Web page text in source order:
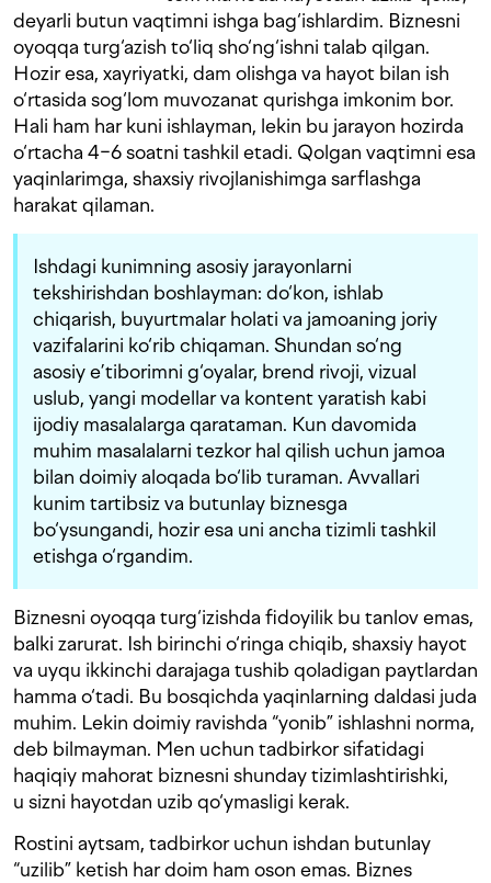
deyarli butun vaqtimni ishga bag‘ishlardim. Biznesni
oyoqqa turg‘azish to‘liq sho‘ng‘ishni talab qilgan.
Hozir esa, xayriyatki, dam olishga va hayot bilan ish
o‘rtasida sog‘lom muvozanat qurishga imkonim bor.
Hali ham har kuni ishlayman, lekin bu jarayon hozirda
o‘rtacha 4−6 soatni tashkil etadi. Qolgan vaqtimni esa
yaqinlarimga, shaxsiy rivojlanishimga sarflashga
harakat qilaman.
Ishdagi kunimning asosiy jarayonlarni
tekshirishdan boshlayman: do‘kon, ishlab
chiqarish, buyurtmalar holati va jamoaning joriy
vazifalarini ko‘rib chiqaman. Shundan so‘ng
asosiy e’tiborimni g‘oyalar, brend rivoji, vizual
uslub, yangi modellar va kontent yaratish kabi
ijodiy masalalarga qarataman. Kun davomida
muhim masalalarni tezkor hal qilish uchun jamoa
bilan doimiy aloqada bo‘lib turaman. Avvallari
kunim tartibsiz va butunlay biznesga
bo‘ysungandi, hozir esa uni ancha tizimli tashkil
etishga o‘rgandim.
Biznesni oyoqqa turg‘izishda fidoyilik bu tanlov emas,
balki zarurat. Ish birinchi o‘ringa chiqib, shaxsiy hayot
va uyqu ikkinchi darajaga tushib qoladigan paytlardan
hamma o‘tadi. Bu bosqichda yaqinlarning daldasi juda
muhim. Lekin doimiy ravishda “yonib” ishlashni norma,
deb bilmayman. Men uchun tadbirkor sifatidagi
haqiqiy mahorat biznesni shunday tizimlashtirishki,
u sizni hayotdan uzib qo‘ymasligi kerak.
Rostini aytsam, tadbirkor uchun ishdan butunlay
“uzilib” ketish har doim ham oson emas. Biznes